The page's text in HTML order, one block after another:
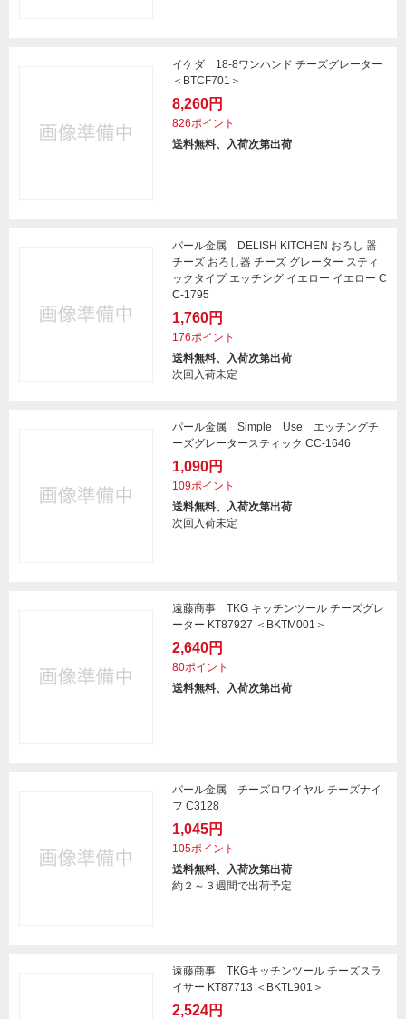
イケダ 18-8ワンハンド チーズグレーター
＜BTCF701＞
8,260円
826ポイント
送料無料、入荷次第出荷
パール金属 DELISH KITCHEN おろし 器
チーズ おろし器 チーズ グレーター スティ
ックタイプ エッチング イエロー イエロー C
C-1795
1,760円
176ポイント
送料無料、入荷次第出荷
次回入荷未定
パール金属 Simple Use エッチングチ
ーズグレータースティック CC-1646
1,090円
109ポイント
送料無料、入荷次第出荷
次回入荷未定
遠藤商事 TKG キッチンツール チーズグレ
ーター KT87927 ＜BKTM001＞
2,640円
80ポイント
送料無料、入荷次第出荷
パール金属 チーズロワイヤル チーズナイ
フ C3128
1,045円
105ポイント
送料無料、入荷次第出荷
約２～３週間で出荷予定
遠藤商事 TKGキッチンツール チーズスラ
イサー KT87713 ＜BKTL901＞
2,524円